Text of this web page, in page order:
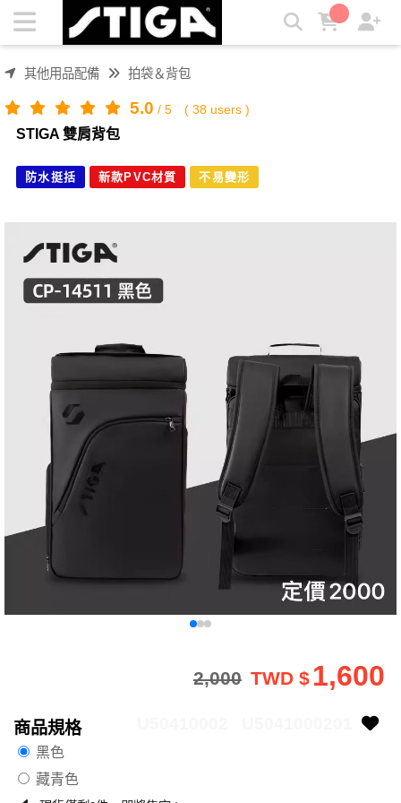
STIGA 雙肩背包 | STIGA
其他用品配備 拍袋＆背包
5.0 / 5 ( 38 users )
STIGA 雙肩背包
防水挺括 新款PVC材質 不易變形
1,600
TWD $
2,000
商品規格
黑色
藏青色